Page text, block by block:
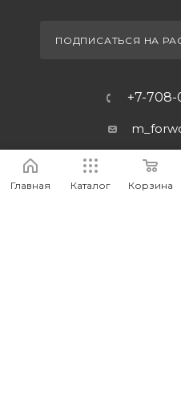
ПОДПИСАТЬСЯ НА
+7-708-
г.Костанай,
Главная Каталог Корзина